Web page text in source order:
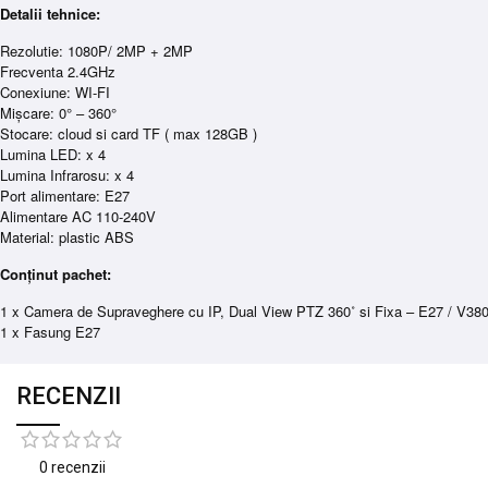
Detalii tehnice:
Rezolutie: 1080P/ 2MP + 2MP
Frecventa 2.4GHz
Conexiune: WI-FI
Mișcare: 0° – 360°
Stocare: cloud si card TF ( max 128GB )
Lumina LED: x 4
Lumina Infrarosu: x 4
Port alimentare: E27
Alimentare AC 110-240V
Material: plastic ABS
Conținut pachet:
1 x Camera de Supraveghere cu IP, Dual View PTZ 360˚ si Fixa – E27 /
1 x Fasung E27
RECENZII
0 recenzii